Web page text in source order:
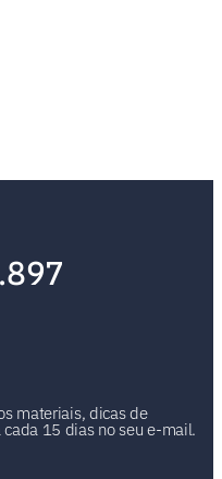
materiais, dicas de
15 dias no seu e-mail.